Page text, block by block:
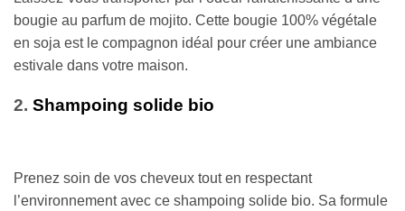
bougie au parfum de mojito. Cette bougie 100% végétale
en soja est le compagnon idéal pour créer une ambiance
estivale dans votre maison.
2. Shampoing solide bio
Prenez soin de vos cheveux tout en respectant
l’environnement avec ce shampoing solide bio. Sa formule